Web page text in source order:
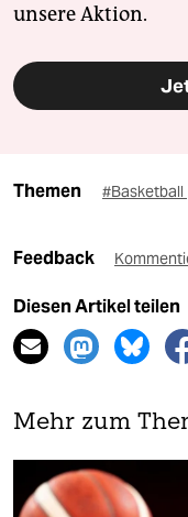
unsere Aktion.
Themen #Basketball
Feedback
Diesen Artikel teilen
Mehr zum